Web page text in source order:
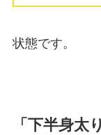
状態です。
「下半身太